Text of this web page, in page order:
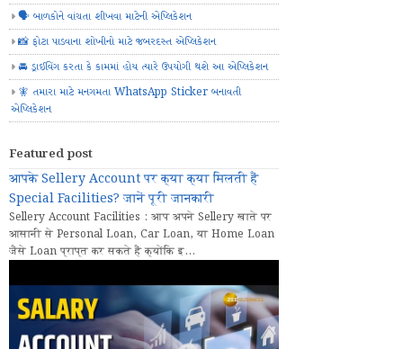
🗣️ બાળકોને વાંચતા શીખવા માટેની એપ્લિકેશન
📸 ફોટા પાડવાના શોખીનો માટે જબરદસ્ત એપ્લિકેશન
🚘 ડ્રાઈવિંગ કરતા કે કામમાં હોય ત્યારે ઉપયોગી થશે આ એપ્લિકેશન
🧚 તમારા માટે મનગમતા WhatsApp Sticker બનાવતી
એપ્લિકેશન
Featured post
आपके Sellery Account पर क्या क्या मिलती हैं
Special Facilities? जानें पूरी जानकारी
Sellery Account Facilities : आप अपने Sellery खाते पर
आसानी से Personal Loan, Car Loan, या Home Loan
जैसे Loan प्राप्त कर सकते हैं क्योंकि इ...